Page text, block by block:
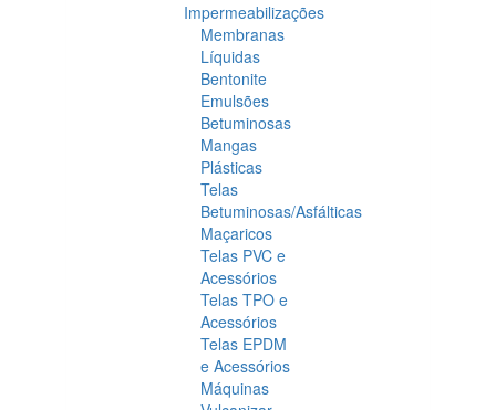
Impermeabilizações
Membranas
Líquidas
Bentonite
Emulsões
Betuminosas
Mangas
Plásticas
Telas
Betuminosas/Asfálticas
Maçaricos
Telas PVC e
Acessórios
Telas TPO e
Acessórios
Telas EPDM
e Acessórios
Máquinas